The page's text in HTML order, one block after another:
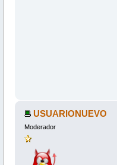
USUARIONUEVO
Moderador